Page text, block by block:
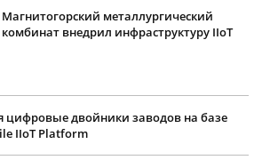
Магнитогорский металлургический
комбинат внедрил инфраструктуру IIoT
цифровые двойники заводов на базе
IIoT Platform